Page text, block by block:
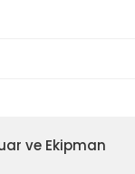
ve Ekipman